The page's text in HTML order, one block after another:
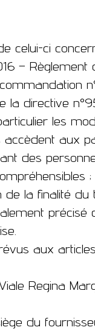
celui-ci
–
directive
les
aux
des
;
la finalité
précisé
aux
Regina
du